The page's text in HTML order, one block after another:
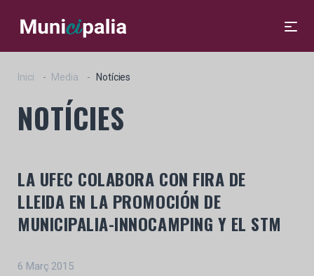
Inici Media Notícies
NOTÍCIES
LA UFEC COLABORA CON FIRA DE
LLEIDA EN LA PROMOCIÓN DE
MUNICIPALIA-INNOCAMPING Y EL STM
6 Març 2015